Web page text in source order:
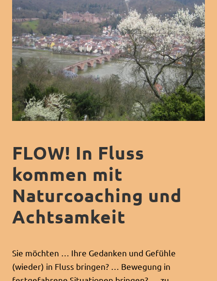
FLOW! In Fluss
kommen mit
Naturcoaching und
Achtsamkeit
Sie möchten … Ihre Gedanken und Gefühle
(wieder) in Fluss bringen? … Bewegung in